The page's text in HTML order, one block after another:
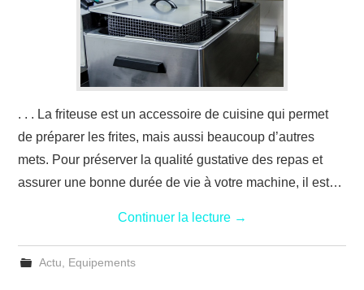
. . . La friteuse est un accessoire de cuisine qui permet
de préparer les frites, mais aussi beaucoup d’autres
mets. Pour préserver la qualité gustative des repas et
assurer une bonne durée de vie à votre machine, il est…
Continuer la lecture →
Actu Equipements